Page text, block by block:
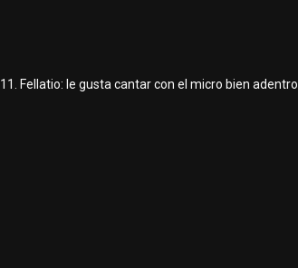
11. Fellatio: le gusta cantar con el micro bien adentro